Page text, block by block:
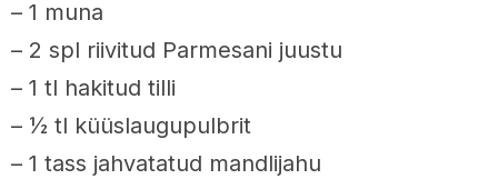
– 1 muna
– 2 spl riivitud Parmesani juustu
– 1 tl hakitud tilli
– ½ tl küüslaugupulbrit
– 1 tass jahvatatud mandlijahu